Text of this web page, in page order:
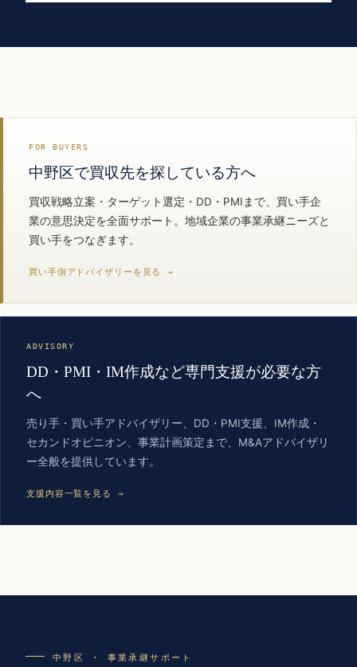
FOR BUYERS
中野区で買収先を探している方へ
買収戦略立案・ターゲット選定・DD・PMIまで、買い手企
業の意思決定を全面サポート。地域企業の事業承継ニーズと
買い手をつなぎます。
買い手側アドバイザリーを見る →
ADVISORY
DD・PMI・IM作成など専門支援が必要な方
へ
売り手・買い手アドバイザリー、DD・PMI支援、IM作成・
セカンドオピニオン、事業計画策定まで、M&Aアドバイザリ
ー全般を提供しています。
支援内容一覧を見る →
中野区 · 事業承継サポート